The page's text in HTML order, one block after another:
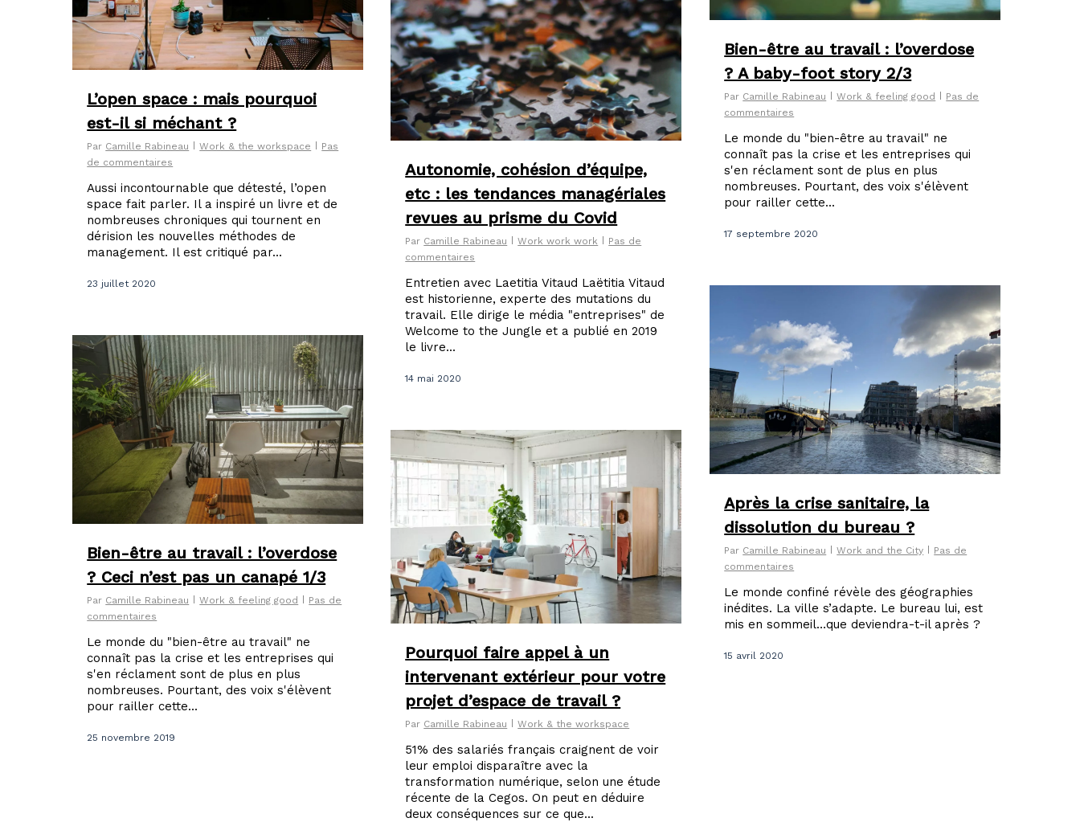
Bien-être au travail : l’overdose
? A baby-foot story 2/3
Par Camille Rabineau Work & feeling good
Pas de
commentaires
Le monde du "bien-être au travail" ne
connaît pas la crise et les entreprises qui
s'en réclament sont de plus en plus
nombreuses. Pourtant, des voix s'élèvent
pour railler cette...
17 septembre 2020
L’open space : mais pourquoi
est-il si méchant ?
Par Camille Rabineau Work & the workspace
Pas
de commentaires
Aussi incontournable que détesté, l’open
space fait parler. Il a inspiré un livre et de
nombreuses chroniques qui tournent en
dérision les nouvelles méthodes de
management. Il est critiqué par...
23 juillet 2020
Autonomie, cohésion d’équipe,
etc : les tendances managériales
revues au prisme du Covid
Par Camille Rabineau Work work work
Pas de
commentaires
Entretien avec Laetitia Vitaud Laëtitia Vitaud
est historienne, experte des mutations du
travail. Elle dirige le média "entreprises" de
Welcome to the Jungle et a publié en 2019
le livre...
14 mai 2020
Après la crise sanitaire, la
dissolution du bureau ?
Par Camille Rabineau Work and the City
Pas de
commentaires
Le monde confiné révèle des géographies
inédites. La ville s’adapte. Le bureau lui, est
mis en sommeil…que deviendra-t-il après ?
15 avril 2020
Bien-être au travail : l’overdose
? Ceci n’est pas un canapé 1/3
Par Camille Rabineau Work & feeling good
Pas de
commentaires
Le monde du "bien-être au travail" ne
connaît pas la crise et les entreprises qui
s'en réclament sont de plus en plus
nombreuses. Pourtant, des voix s'élèvent
pour railler cette...
25 novembre 2019
Pourquoi faire appel à un
intervenant extérieur pour votre
projet d’espace de travail ?
Par Camille Rabineau Work & the workspace
51% des salariés français craignent de voir
leur emploi disparaître avec la
transformation numérique, selon une étude
récente de la Cegos. On peut en déduire
deux conséquences sur ce que...